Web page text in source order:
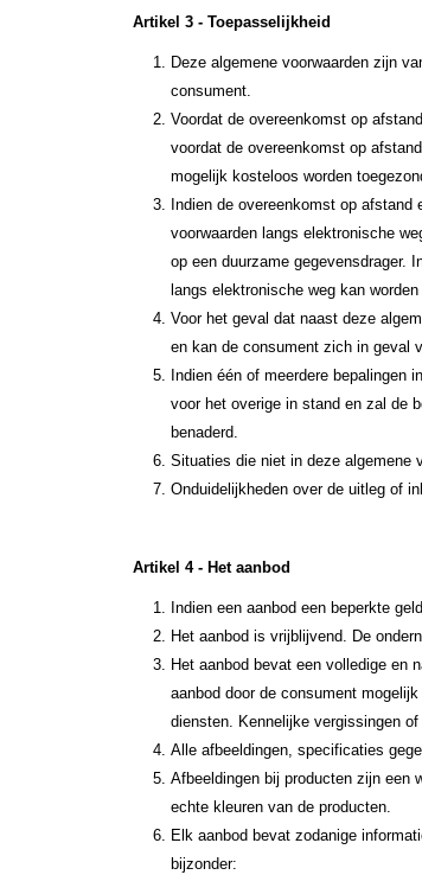
Artikel 3 - Toepasselijkheid
Deze algemene voorwaarden zijn
consument.
Voordat de overeenkomst op
voordat de overeenkomst op
mogelijk kosteloos worden
Indien de overeenkomst op
voorwaarden langs elektronische
op een duurzame gegevensdrager.
langs elektronische weg kan
Voor het geval dat naast deze
en kan de consument zich in geval
Indien één of meerdere bepalingen
voor het overige in stand en zal de
benaderd.
Situaties die niet in deze algemene
Onduidelijkheden over de uitleg of
Artikel 4 - Het aanbod
Indien een aanbod een beperkte
Het aanbod is vrijblijvend. De
Het aanbod bevat een volledige en
aanbod door de consument
diensten. Kennelijke vergissingen
Alle afbeeldingen, specificaties
Afbeeldingen bij producten zijn een
echte kleuren van de producten.
Elk aanbod bevat zodanige
bijzonder: